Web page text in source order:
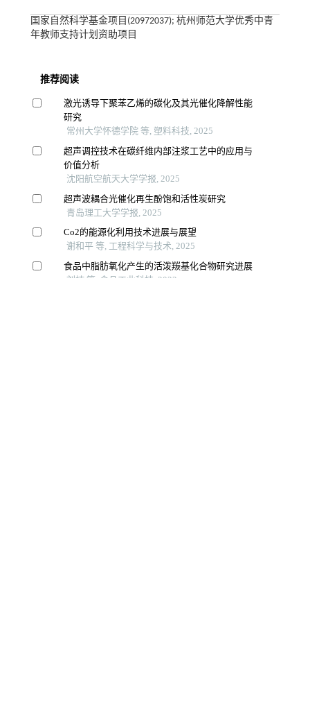
国家自然科学基金项目(20972037); 杭州师范大学优秀中青
年教师支持计划资助项目